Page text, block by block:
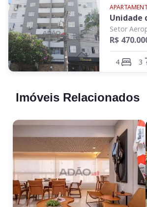
Unidade
Setor
R$
4 3
Imóveis Relacionados